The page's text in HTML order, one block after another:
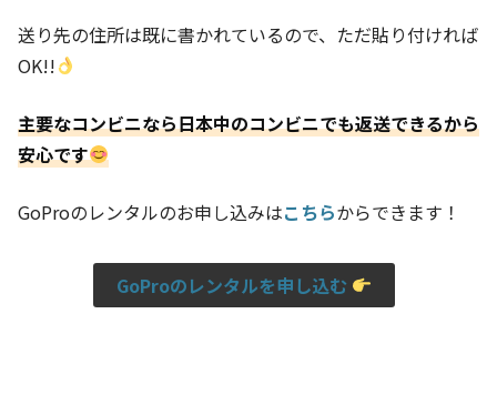
送り先の住所は既に書かれているので、ただ貼り付ければ
OK!!
主要なコンビニなら日本中のコンビニでも返送できるから
安心です
GoProのレンタルのお申し込みはこちらからできます！
GoProのレンタルを申し込む